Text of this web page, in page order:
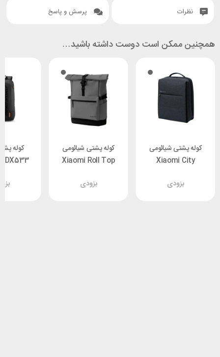
نظرات پرسش و پاسخ
همچنین ممکن است دوست داشته باشید…
کوله پشتی شیائومی
Xiaomi City
بزودی
کوله پشتی شیائومی
Xiaomi Roll Top
بزودی
کوله